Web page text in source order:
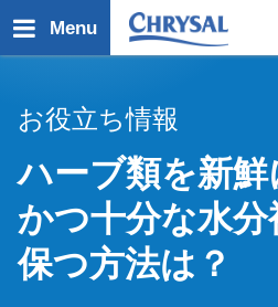
イ
Menu
お役立ち情報
ハーブ類を新鮮
かつ十分な水分
保つ方法は？